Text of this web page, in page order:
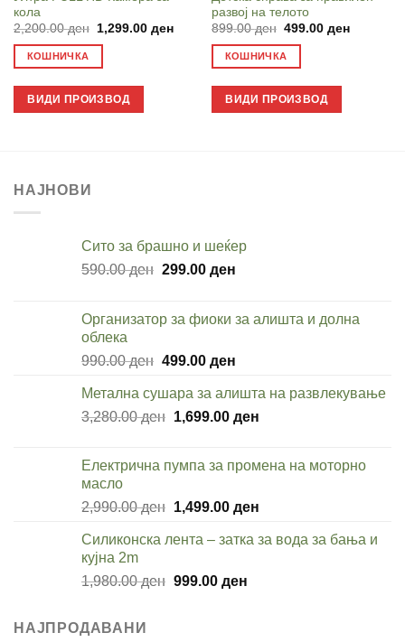
кола
2,200.00ден
Original
1,299.00 денCurrent
1,299.00 ден.
КОШНИЧКА
ВИДИ ПРОИЗВОД
развој на телото
899.00ден Original
was:
899.00 ден.
499.00 денCurrent
КОШНИЧКА
ВИДИ ПРОИЗВОД
НАЈНОВИ
Cито за брашно и шеќер
590.00ден Original
590.00 ден.
299.00 денCurrent
299.00 ден.
Организатор за фиоки за алишта и долна
облека
990.00ден Original
was:
990.00 ден.
499.00 денCurrent
is:
499.00 ден.
Метална сушара за алишта на развлекување
3,280.00ден Original
3,280.00 ден.
1,699.00 денCurrent
1,699.00 ден.
Електрична пумпа за промена на моторно
масло
2,990.00ден Original
was:
1,499.00 денCurrent
is:
Силиконска лента – затка за вода за бања и
кујна 2m
1,980.00ден Original
999.00 денCurrent
НАЈПРОДАВАНИ